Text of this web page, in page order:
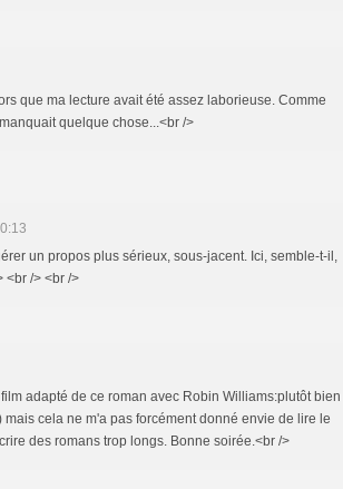
que ma lecture avait été assez laborieuse. Comme
quelque chose...<br />
un propos plus sérieux, sous-jacent. Ici, semble-t-il,
<br /> <br />
adapté de ce roman avec Robin Williams:plutôt bien
cela ne m'a pas forcément donné envie de lire le
des romans trop longs. Bonne soirée.<br />